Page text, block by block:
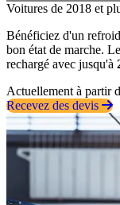
Voitures de 2018 et
Bénéficiez d'un
bon état de marche.
rechargé avec jusqu'à
Actuellement à partir
Recevez des devis